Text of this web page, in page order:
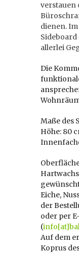
verstauen
dienen.
allerlei
Die
Maße des
Höhe: 80
Eiche,
der
oder per
(
Auf dem
Koprus